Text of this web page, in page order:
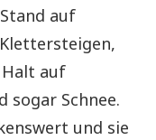
auf
auf
sogar Schnee.
und sie